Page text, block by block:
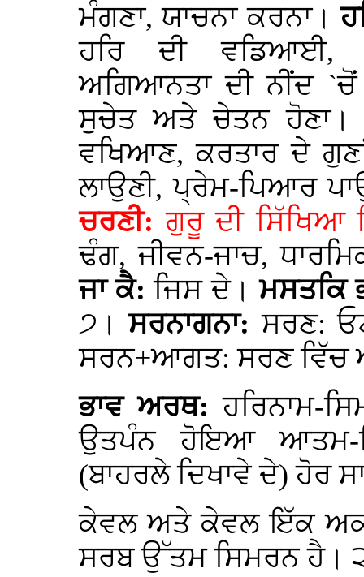
ਮੰਗਣਾ, ਯਾਚਨਾ ਕਰਨਾ।
ਹਰਿ ਦੀ ਵਡਿਆਈ,
ਅਗਿਆਨਤਾ ਦੀ ਨੀਂਦ
ਸੁਚੇਤ ਅਤੇ ਚੇਤਨ
ਵਖਿਆਣ, ਕਰਤਾਰ ਦੇ
ਲਾਉਣੀ, ਪ੍ਰੇਮ-ਪਿਆਰ
ਚਰਣੀ:ਗੁਰੂ ਦੀ ਸਿੱਖਿਆ
ਢੰਗ, ਜੀਵਨ-ਜਾਚ,
ਜਾ ਕੈ:ਜਿਸ ਦੇ।ਮਸਤਕਿ
੭।ਸਰਨਾਗਨਾ:ਸਰਣ:
ਸਰਨ+ਆਗਤ: ਸਰਣ
ਭਾਵ ਅਰਥ:ਹਰਿਨਾਮ-
ਉਤਪੰਨ ਹੋਇਆ ਆਤਮ-
(ਬਾਹਰਲੇ ਦਿਖਾਵੇ ਦੇ) ਹੋਰ
ਕੇਵਲ ਅਤੇ ਕੇਵਲ ਇੱਕ
ਸਰਬ ਉੱਤਮ ਸਿਮਰਨ ਹੈ।